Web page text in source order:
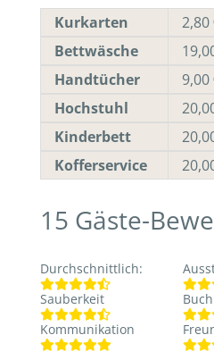
Kurkarten
2,80
Bettwäsche
Handtücher
9,00
Hochstuhl
Kinderbett
Kofferservice
15 Gäste-
Durchschnittlich:
Sauberkeit
Kommunikation